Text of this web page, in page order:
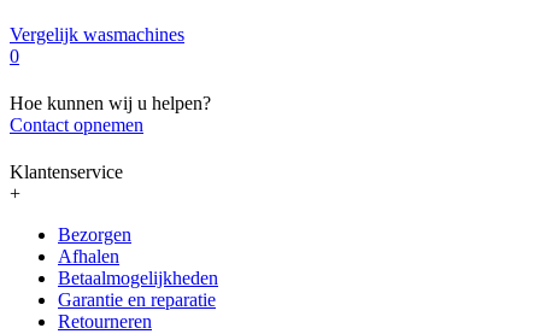
Vergelijk wasmachines
0
Hoe kunnen wij u helpen?
Contact opnemen
Klantenservice
+
Bezorgen
Afhalen
Betaalmogelijkheden
Garantie en reparatie
Retourneren